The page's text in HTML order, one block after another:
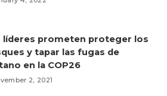
líderes prometen proteger los
y tapar las fugas de
en la COP26
2, 2021